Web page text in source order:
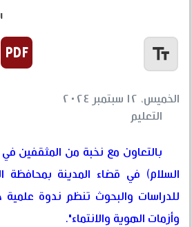
text_fields
الخميس، ١٢ سبتمبر ٢٠٢٤
التعليم
بالتعاون مع نخبة من المثقفين في
السلام) في قضاء المدينة بمحافظة
للدراسات والبحوث تنظم ندوة علمية
وأزمات الهوية والانتماء".